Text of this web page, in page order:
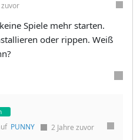
zuvor
Spiele mehr starten.
oder rippen. Weiß
PUNNY 2 Jahre zuvor